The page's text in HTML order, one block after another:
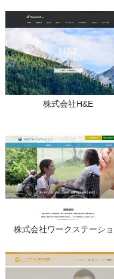
株式会社H&E
株式会社ワークステーシ